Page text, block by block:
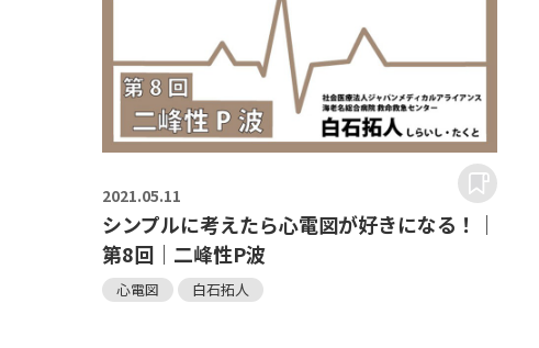
2021.05.11
シンプルに考えたら心電図が好きになる！｜
第8回｜二峰性P波
心電図 白石拓人